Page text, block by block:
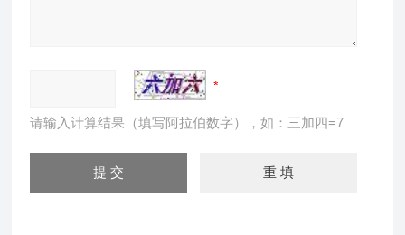
请输入计算结果（填写阿拉伯数字），如：三加四=7